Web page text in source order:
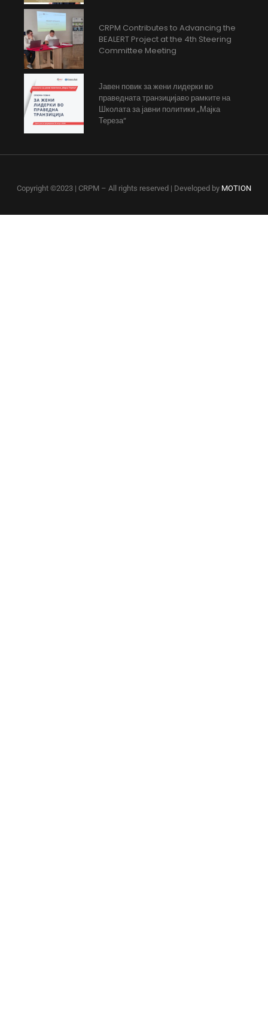
CRPM Contributes to Advancing the
BEALERT Project at the 4th Steering
Committee Meeting
Јавен повик за жени лидерки во
праведната транзицијаво рамките на
Школата за јавни политики „Мајка
Тереза“
Copyright ©2023 | CRPM – All rights reserved | Developed by MOTION